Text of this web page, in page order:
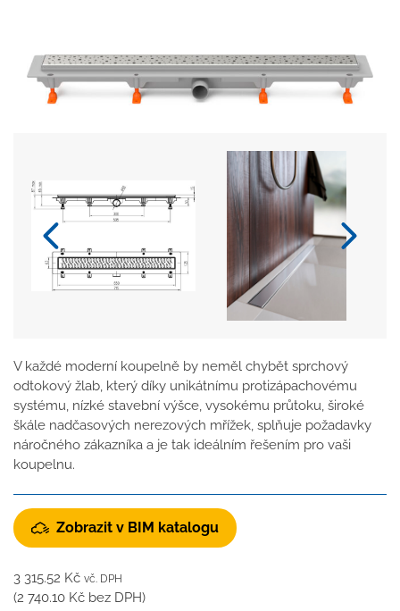
V každé moderní koupelně by neměl chybět sprchový
odtokový žlab, který díky unikátnímu protizápachovému
systému, nízké stavební výšce, vysokému průtoku, široké
škále nadčasových nerezových mřížek, splňuje požadavky
náročného zákazníka a je tak ideálním řešením pro vaši
koupelnu.
Zobrazit v BIM katalogu
3 315.52 Kč vč. DPH
(2 740.10 Kč bez DPH)